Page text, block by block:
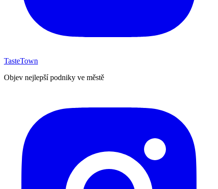
TasteTown
Objev nejlepší podniky ve městě